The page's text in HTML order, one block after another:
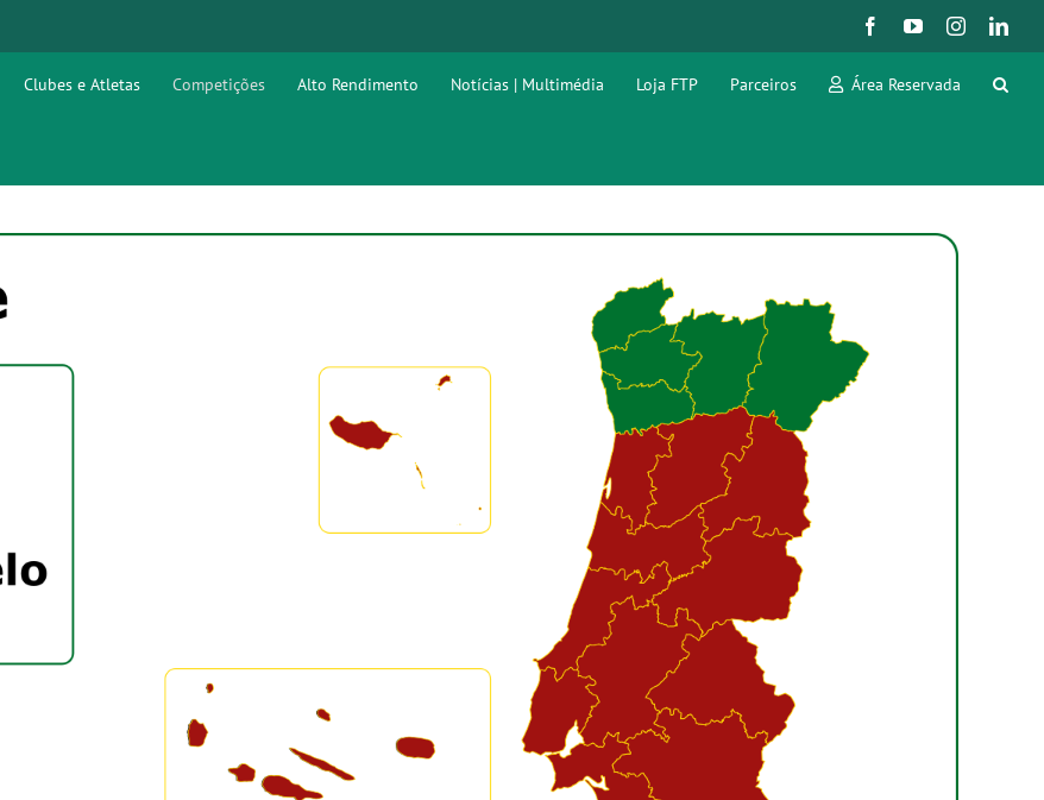
FacebookYouTubeInstagram
Clubes e Atletas Competições Alto Rendimento Notícias | Multimédia Loja FTP Parceiros Área Reservada